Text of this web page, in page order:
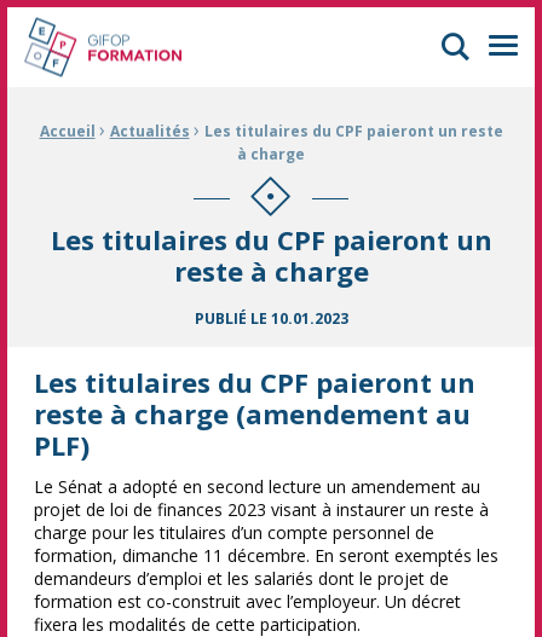
GIFOP Formation Centre de formation continue à Mulhouse
Fil d'Ariane :
Accueil › Actualités › Les titulaires du CPF paieront un reste
à charge
Les titulaires du CPF paieront un
reste à charge
PUBLIÉ LE 10.01.2023
Les titulaires du CPF paieront un
reste à charge (amendement au
PLF)
Le Sénat a adopté en second lecture un amendement au
projet de loi de finances 2023 visant à instaurer un reste à
charge pour les titulaires d’un compte personnel de
formation, dimanche 11 décembre. En seront exemptés les
demandeurs d’emploi et les salariés dont le projet de
formation est co-construit avec l’employeur. Un décret
fixera les modalités de cette participation.